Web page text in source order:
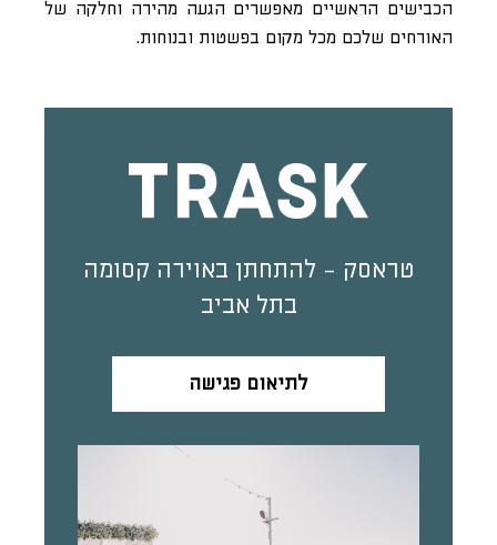
הכבישים הראשיים מאפשרים הגעה מהירה וחלקה של
האורחים שלכם מכל מקום בפשטות ובנוחות.
טראסק - להתחתן באוירה קסומה
בתל אביב
לתיאום פגישה